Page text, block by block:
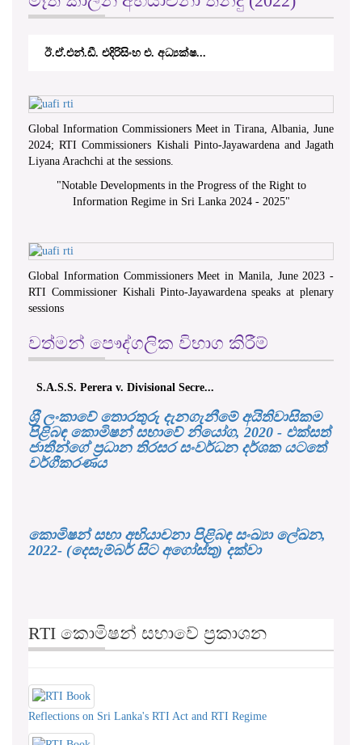
ඊ.ඒ.එන්.ඩී. එදිරිසිංහ එ. අධ්‍යක්ෂ...
Global Information Commissioners Meet in Tirana, Albania, June
2024; RTI Commissioners Kishali Pinto-Jayawardena and Jagath
Liyana Arachchi at the sessions.
"Notable Developments in the Progress of the Right to
Information Regime in Sri Lanka 2024 - 2025"
Global Information Commissioners Meet in Manila, June 2023 -
RTI Commissioner Kishali Pinto-Jayawardena speaks at plenary
sessions
වත්මන් පෞද්ගලික විභාග කිරීම්
S.A.S.S. Perera v. Divisional Secre...
ශ‍්‍රී ලංකාවේ තොරතුරු දැනගැනීමේ අයිතිවාසිකම
පිළිබඳ කොමිෂන් සභාවේ නියෝග, 2020 - එක්සත්
ජාතීන්ගේ ප්‍රධාන තිරසර සංවර්ධන දර්ශක යටතේ
වර්ගීකරණය
කොමිෂන් සභා අභියාචනා පිළිබඳ සංඛ්‍යා ලේඛන,
2022- (දෙසැම්බර් සිට අගෝස්තු) දක්වා
RTI කොමිෂන් සභාවේ ප්‍රකාශන
Reflections on Sri Lanka's RTI Act and RTI Regime